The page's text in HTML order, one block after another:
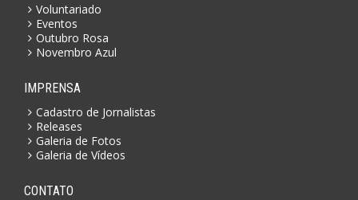
Voluntariado
Eventos
Outubro Rosa
Novembro Azul
IMPRENSA
Cadastro de Jornalistas
Releases
Galeria de Fotos
Galeria de Vídeos
CONTATO